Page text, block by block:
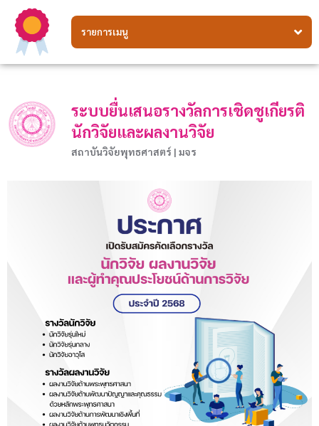
รายการเมนู
ระบบยื่นเสนอรางวัลการเชิดชูเกียรติ
นักวิจัยและผลงานวิจัย
สถาบันวิจัยพุทธศาสตร์ | มจร